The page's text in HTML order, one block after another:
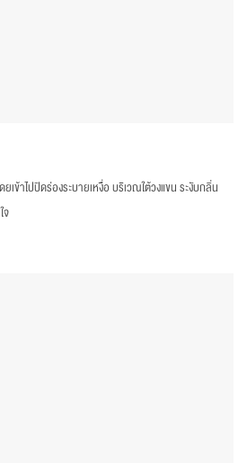
ข้าไปปิดร่องระบายเหงื่อ บริเวณใต้วงแขน ระงับกลิ่น